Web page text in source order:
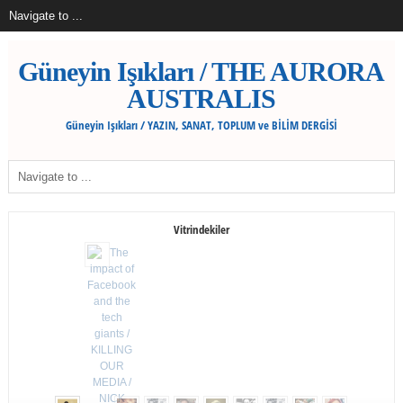
Güneyin Işıkları / THE AURORA
AUSTRALIS
Güneyin Işıkları / YAZIN, SANAT, TOPLUM ve BİLİM DERGİSİ
Vitrindekiler